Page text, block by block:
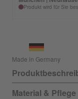
Produkt wird für Sie
Made in Germany
Material & Pflege